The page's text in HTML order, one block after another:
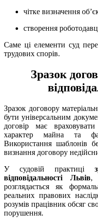
чітке визначення
створення
Саме ці елементи суд
трудових спорів.
Зразок
Зразок договору
бути універсальним
договір має
характер майна та
Використання шаблонів
визнання договору
У судовій практиці
відповідальності Львів,
розглядається як
реальних правових
розумів працівник обсяг
порушення.